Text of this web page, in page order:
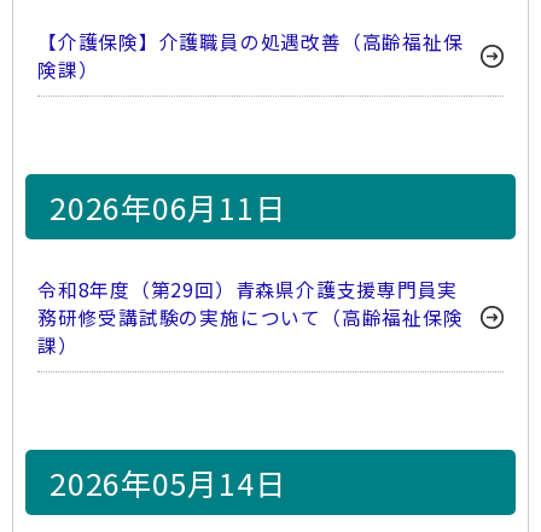
【介護保険】介護職員の処遇改善（高齢福祉保
険課）
2026年06月11日
令和8年度（第29回）青森県介護支援専門員実
務研修受講試験の実施について（高齢福祉保険
課）
2026年05月14日